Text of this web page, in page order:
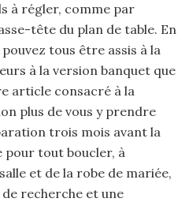
à régler, comme par
tête du plan de table. En
tous être assis à la
à la version banquet que
article consacré à la
plus de vous y prendre
trois mois avant la
tout boucler, à
et de la robe de mariée,
recherche et une